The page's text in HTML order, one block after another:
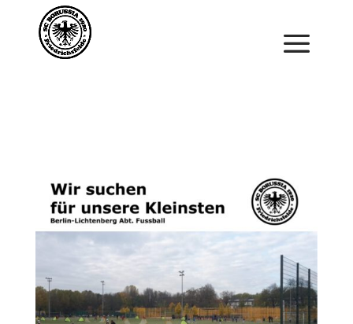
Saisonstart im April. Jetzt ein Schnuppertraining für
Kinder vereinbaren und zu Saisonbeginn dabei sein.